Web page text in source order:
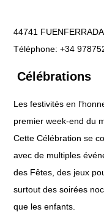
44741
Téléphone: +34
Célébrations
Les festivités en
premier week-end du
Cette Célébration se
avec de multiples
des Fêtes, des jeux
surtout des soirées
que les enfants.